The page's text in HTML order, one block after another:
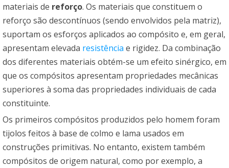
materiais de reforço. Os materiais que constituem o
reforço são descontínuos (sendo envolvidos pela matriz),
suportam os esforços aplicados ao compósito e, em geral,
apresentam elevada resistência e rigidez. Da combinação
dos diferentes materiais obtém-se um efeito sinérgico, em
que os compósitos apresentam propriedades mecânicas
superiores à soma das propriedades individuais de cada
constituinte.
Os primeiros compósitos produzidos pelo homem foram
tijolos feitos à base de colmo e lama usados em
construções primitivas. No entanto, existem também
compósitos de origem natural, como por exemplo, a